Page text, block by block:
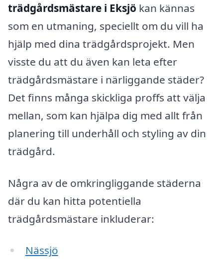
trädgårdsmästare i Eksjö kan kännas
som en utmaning, speciellt om du vill ha
hjälp med dina trädgårdsprojekt. Men
visste du att du även kan leta efter
trädgårdsmästare i närliggande städer?
Det finns många skickliga proffs att välja
mellan, som kan hjälpa dig med allt från
planering till underhåll och styling av din
trädgård.
Några av de omkringliggande städerna
där du kan hitta potentiella
trädgårdsmästare inkluderar:
Nässjö